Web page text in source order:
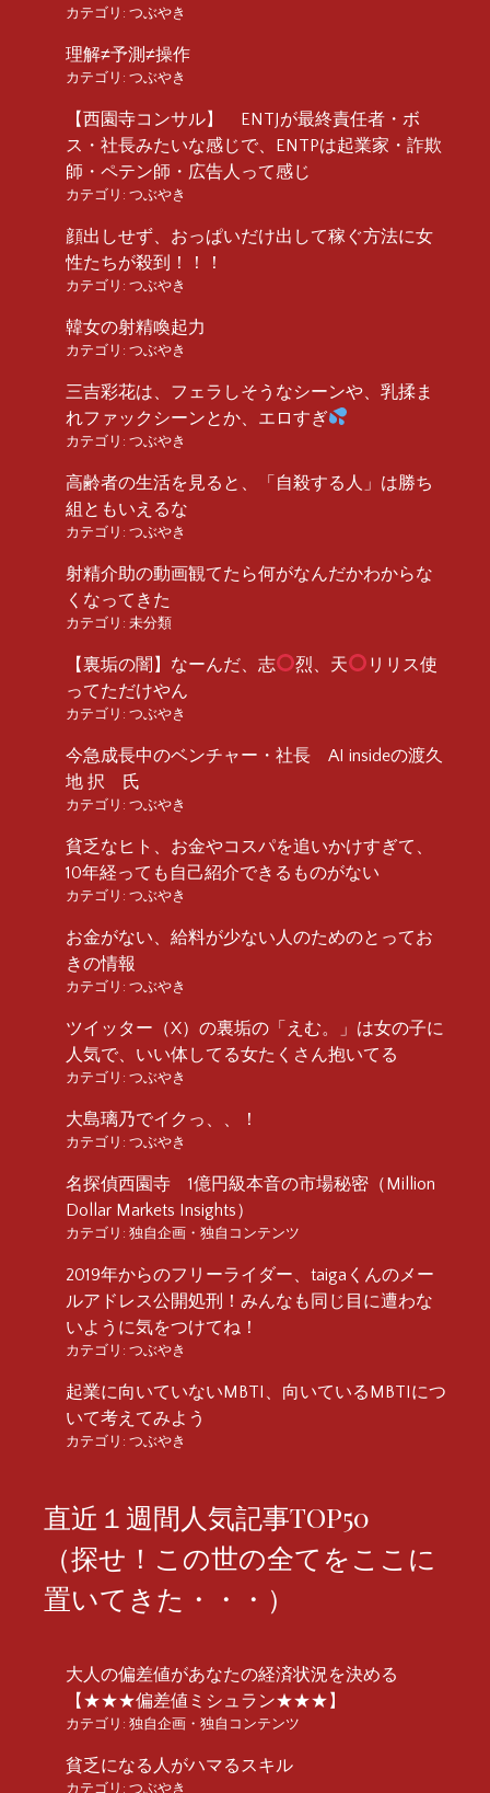
カテゴリ: つぶやき
理解≠予測≠操作
カテゴリ: つぶやき
【西園寺コンサル】 ENTJが最終責任者・ボ
ス・社長みたいな感じで、ENTPは起業家・詐欺
師・ペテン師・広告人って感じ
カテゴリ: つぶやき
顔出しせず、おっぱいだけ出して稼ぐ方法に女
性たちが殺到！！！
カテゴリ: つぶやき
韓女の射精喚起力
カテゴリ: つぶやき
三吉彩花は、フェラしそうなシーンや、乳揉ま
れファックシーンとか、エロすぎ
カテゴリ: つぶやき
高齢者の生活を見ると、「自殺する人」は勝ち
組ともいえるな
カテゴリ: つぶやき
射精介助の動画観てたら何がなんだかわからな
くなってきた
カテゴリ: 未分類
【裏垢の闇】なーんだ、志 烈、天
リリス使
ってただけやん
カテゴリ: つぶやき
今急成長中のベンチャー・社長 AI insideの渡久
地 択 氏
カテゴリ: つぶやき
貧乏なヒト、お金やコスパを追いかけすぎて、
10年経っても自己紹介できるものがない
カテゴリ: つぶやき
お金がない、給料が少ない人のためのとってお
きの情報
カテゴリ: つぶやき
ツイッター（X）の裏垢の「えむ。」は女の子に
人気で、いい体してる女たくさん抱いてる
カテゴリ: つぶやき
大島璃乃でイクっ、、！
カテゴリ: つぶやき
名探偵西園寺 1億円級本音の市場秘密（Million
Dollar Markets Insights）
カテゴリ: 独自企画・独自コンテンツ
2019年からのフリーライダー、taigaくんのメー
ルアドレス公開処刑！みんなも同じ目に遭わな
いように気をつけてね！
カテゴリ: つぶやき
起業に向いていないMBTI、向いているMBTIにつ
いて考えてみよう
カテゴリ: つぶやき
直近１週間人気記事TOP50
（探せ！この世の全てをここに
置いてきた・・・）
大人の偏差値があなたの経済状況を決める
【★★★偏差値ミシュラン★★★】
カテゴリ: 独自企画・独自コンテンツ
貧乏になる人がハマるスキル
カテゴリ: つぶやき